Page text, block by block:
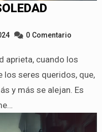
0 Comentario
los seres queridos, que,
y más se alejan. Es